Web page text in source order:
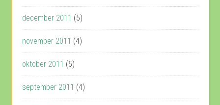
december 2011 (5)
november 2011 (4)
oktober 2011 (5)
september 2011 (4)